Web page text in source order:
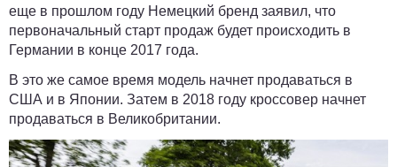
еще в прошлом году Немецкий бренд заявил, что
первоначальный старт продаж будет происходить в
Германии в конце 2017 года.
В это же самое время модель начнет продаваться в
США и в Японии. Затем в 2018 году кроссовер начнет
продаваться в Великобритании.